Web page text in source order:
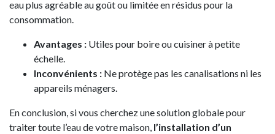
eau plus agréable au goût ou limitée en résidus pour la
consommation.
Avantages : Utiles pour boire ou cuisiner à petite
échelle.
Inconvénients : Ne protège pas les canalisations ni les
appareils ménagers.
En conclusion, si vous cherchez une solution globale pour
traiter toute l’eau de votre maison, l’installation d’un